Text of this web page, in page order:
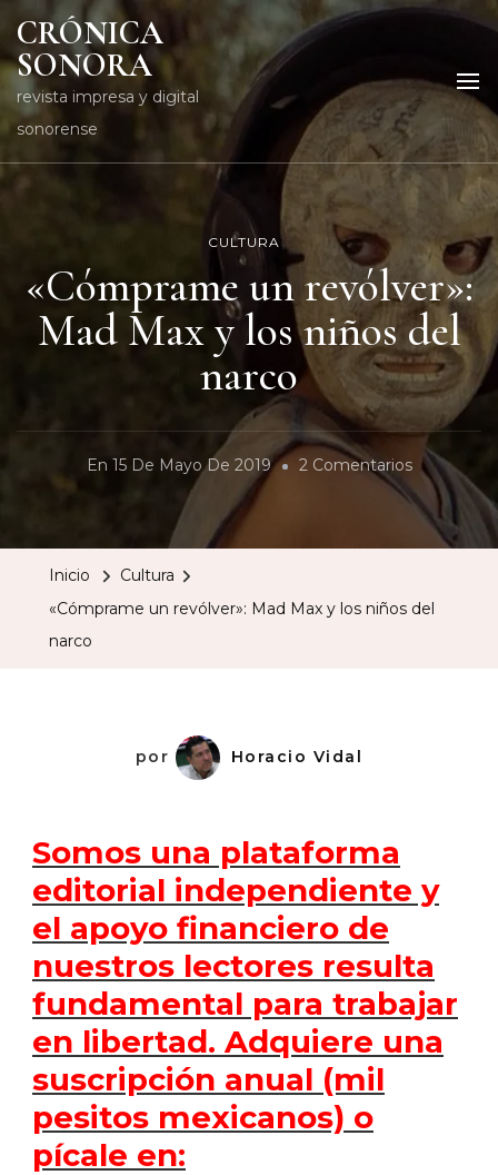
CRÓNICA
SONORA
revista impresa y digital
sonorense
CULTURA
«Cómprame un revólver»:
Mad Max y los niños del
narco
En 15 De Mayo De 2019 2 ComentariosEn
Un
Inicio
Cultura
«Cómprame un revólver»: Mad Max y los niños del
narco
por Horacio Vidal
Somos una plataforma
editorial independiente y
el apoyo financiero de
nuestros lectores resulta
fundamental para trabajar
en libertad. Adquiere una
suscripción anual (mil
pesitos mexicanos) o
pícale en: